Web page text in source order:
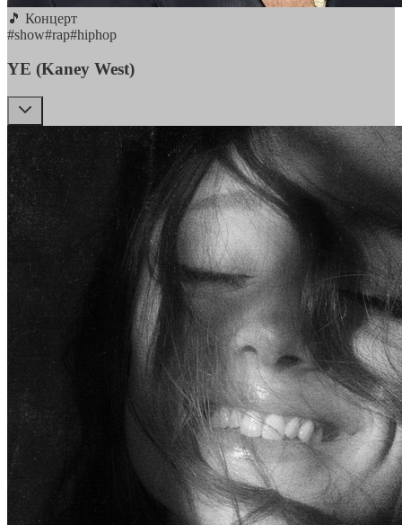
🎵 Концерт
#show#rap#hiphop
YE (Kaney West)